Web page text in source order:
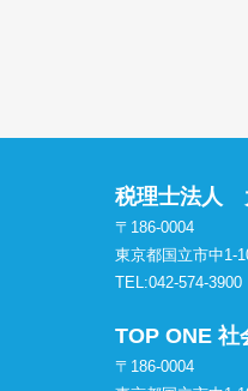
税理士法人
〒186-0004
東京都国立市中1-
TEL:042-574-3900
TOP ONE 社
〒186-0004